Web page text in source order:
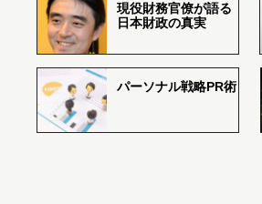
現役財務官僚が語る
日本財政の真実
パーソナル戦略PR術